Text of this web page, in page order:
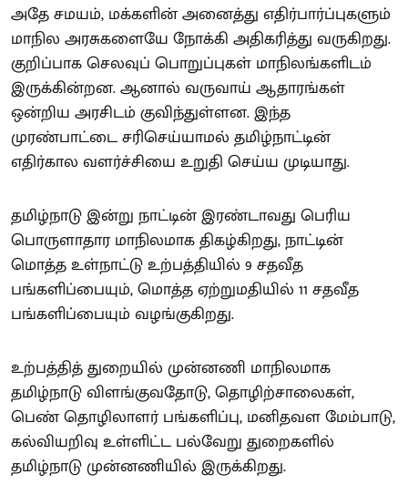
அதே சமயம், மக்களின் அனைத்து எதிர்பார்ப்புகளும்
மாநில அரசுகளையே நோக்கி அதிகரித்து வருகிறது.
குறிப்பாக செலவுப் பொறுப்புகள் மாநிலங்களிடம்
இருக்கின்றன. ஆனால் வருவாய் ஆதாரங்கள்
ஒன்றிய அரசிடம் குவிந்துள்ளன. இந்த
முரண்பாட்டை சரிசெய்யாமல் தமிழ்நாட்டின்
எதிர்கால வளர்ச்சியை உறுதி செய்ய முடியாது.
தமிழ்நாடு இன்று நாட்டின் இரண்டாவது பெரிய
பொருளாதார மாநிலமாக திகழ்கிறது, நாட்டின்
மொத்த உள்நாட்டு உற்பத்தியில் 9 சதவீத
பங்களிப்பையும், மொத்த ஏற்றுமதியில் 11 சதவீத
பங்களிப்பையும் வழங்குகிறது.
உற்பத்தித் துறையில் முன்னணி மாநிலமாக
தமிழ்நாடு விளங்குவதோடு, தொழிற்சாலைகள்,
பெண் தொழிலாளர் பங்களிப்பு, மனிதவள மேம்பாடு,
கல்வியறிவு உள்ளிட்ட பல்வேறு துறைகளில்
தமிழ்நாடு முன்னணியில் இருக்கிறது.